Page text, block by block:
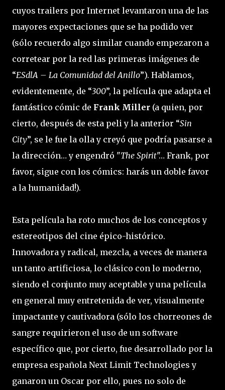
cuyos trailers por Internet levantaron una de las
mayores expectaciones que se ha podido ver
(sólo recuerdo algo similar cuando empezaron a
corretear por la red las primeras imágenes de
“ESdlA – La Comunidad del Anillo”). Hablamos,
evidentemente, de “300”, la película que adapta el
fantástico cómic de Frank Miller (a quien, por
cierto, después de esta peli y la anterior “Sin
City”, se le fue la olla y creyó que podría pasarse a
la dirección… y engendró "The Spirit"… Frank, por
favor, sigue con los cómics: harás un doble favor
a la humanidad!).
Esta película ha roto muchos de los conceptos y
estereotipos del cine épico-histórico.
Innovadora y radical, mezcla, a veces de manera
un tanto artificiosa, lo clásico con lo moderno,
siendo el conjunto muy aceptable y una película
en general muy entretenida de ver, visualmente
impactante y cautivadora (sólo los chorreones de
sangre requirieron el uso de un software
específico que, por cierto, fue desarrollado por la
empresa española Next Limit Technologies y
ganaron un Oscar por ello, pues no solo de